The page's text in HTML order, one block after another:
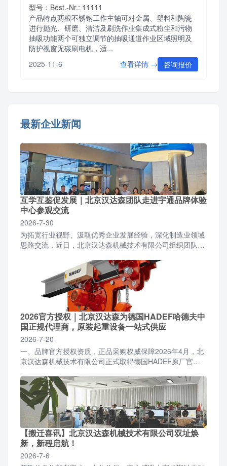
型号：Best.-Nr.: 11111
产品特点两根不锈钢工作主轴可对金属、塑料和陶瓷
进行抛光、研磨、清洁及刷洗作业集成式粉尘和污物
抽吸功能两个可独立调节的抽吸通道作业区域照明及
防护视窗无碳刷电机，适...
2025-11-6
查看详情 → 咨询报价
最新企业新闻
互学互鉴促发展｜北京汉达森团队走进宇通品牌体验
中心参观交流
2026-7-30
为拓宽行业视野、汲取优秀企业发展经验，深化制造业领域
思路交流，近日，北京汉达森机械技术有限公司组织团队前
2026官方授权｜北京汉达森为德国HADEF哈德夫中
国正规代理商，原装起重设备一站式供应
2026-7-20
一、品牌官方授权资质，正品采购权威保障2026年4月，北
京汉达森机械技术有限公司正式取得德国HADEF原厂官方
【搬迁喜讯】北京汉达森机械技术有限公司双址焕
新，新程启航！
2026-7-6